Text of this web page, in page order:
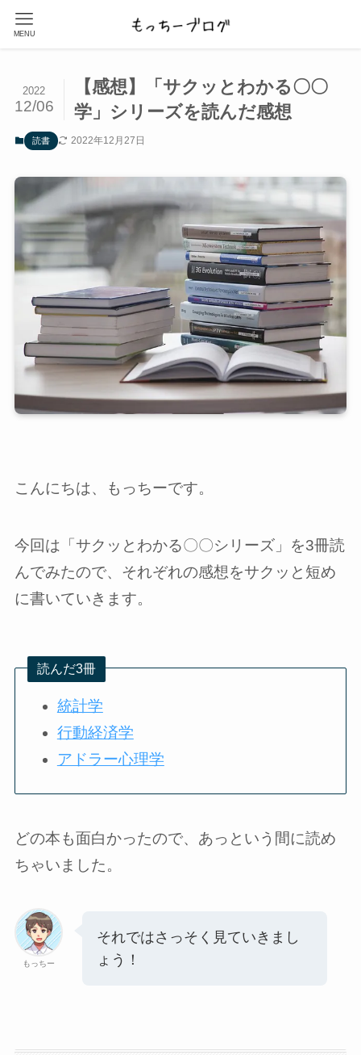
MENU
【感想】「サクッとわかる〇〇
学」シリーズを読んだ感想
2022
12/06
読書 2022年12月27日
こんにちは、もっちーです。
今回は「サクッとわかる〇〇シリーズ」を3冊読
んでみたので、それぞれの感想をサクッと短め
に書いていきます。
読んだ3冊
統計学
行動経済学
アドラー心理学
どの本も面白かったので、あっという間に読め
ちゃいました。
もっちー
それではさっそく見ていきまし
ょう！